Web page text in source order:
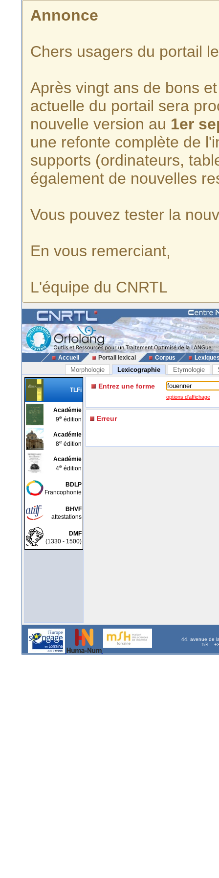
Annonce
Chers usagers du portail
Après vingt ans de bons
actuelle du portail sera
nouvelle version au 1er
une refonte complète de
supports (ordinateurs,
également de nouvelles
Vous pouvez tester la
En vous remerciant,
L'équipe du CNRTL
Accueil Portail lexical Corpus
Morphologie Lexicographie Etymologie
TLFi
Académie
9e édition
Académie
8e édition
Académie
4e édition
BDLP
Francophonie
BHVF
attestations
DMF
(1330 - 1500)
Entrez une forme
options d'affichage
Erreur
44, avenue de
Tél. :